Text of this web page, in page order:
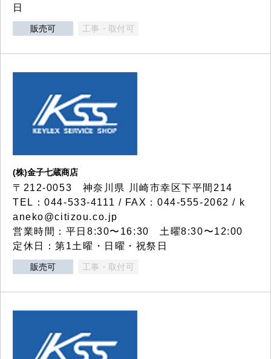
日
販売可 工事・取付可
(株)金子七蔵商店
〒212-0053 神奈川県 川崎市幸区下平間214
TEL：044-533-4111 / FAX：044-555-2062 / k
aneko@citizou.co.jp
営業時間：平日8:30〜16:30 土曜8:30〜12:00
定休日：第1土曜・日曜・祝祭日
販売可 工事・取付可